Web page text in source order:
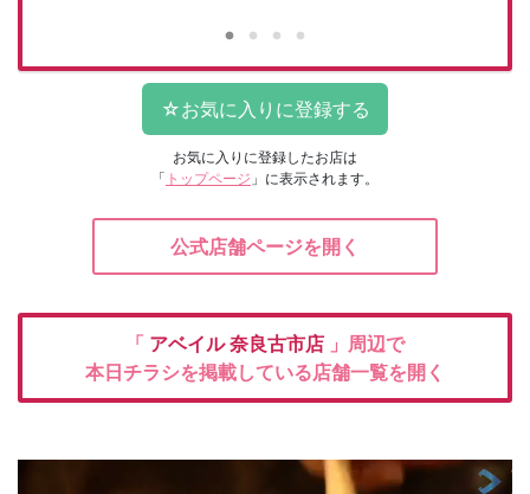
お気に入りに登録したお店は
「 トップページ 」に表示されます。
公式店舗ページを開く
「 アベイル奈良古市店 」周辺で
本日チラシを掲載している店舗一覧を開く